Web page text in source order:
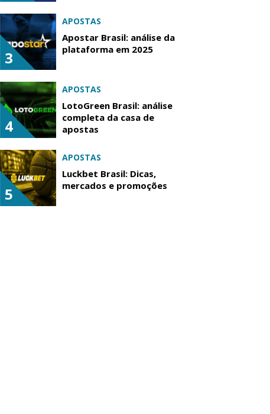
3
APOSTAS
Apostar Brasil: análise da
plataforma em 2025
4
APOSTAS
LotoGreen Brasil: análise
completa da casa de
apostas
5
APOSTAS
Luckbet Brasil: Dicas,
mercados e promoções